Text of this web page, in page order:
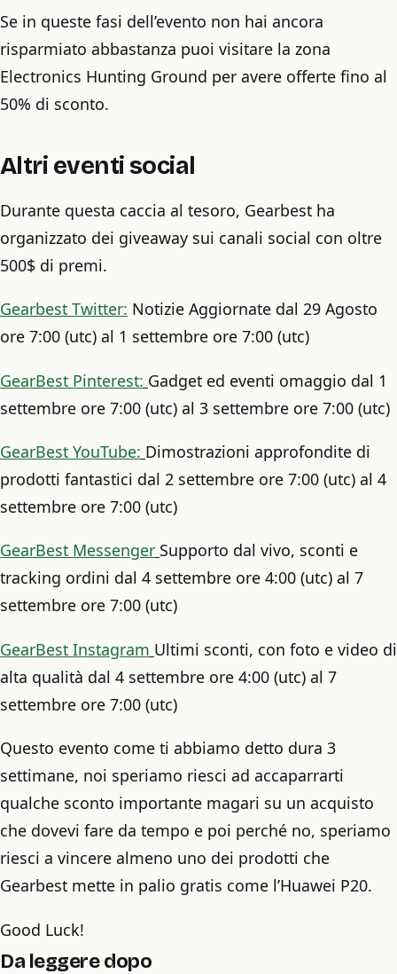
Se in queste fasi dell’evento non hai ancora
risparmiato abbastanza puoi visitare la zona
Electronics Hunting Ground per avere offerte fino al
50% di sconto.
Altri eventi social
Durante questa caccia al tesoro, Gearbest ha
organizzato dei giveaway sui canali social con oltre
500$ di premi.
Gearbest Twitter: Notizie Aggiornate dal 29 Agosto
ore 7:00 (utc) al 1 settembre ore 7:00 (utc)
GearBest Pinterest: Gadget ed eventi omaggio dal 1
settembre ore 7:00 (utc) al 3 settembre ore 7:00 (utc)
GearBest YouTube: Dimostrazioni approfondite di
prodotti fantastici dal 2 settembre ore 7:00 (utc) al 4
settembre ore 7:00 (utc)
GearBest Messenger Supporto dal vivo, sconti e
tracking ordini dal 4 settembre ore 4:00 (utc) al 7
settembre ore 7:00 (utc)
GearBest Instagram Ultimi sconti, con foto e video di
alta qualità dal 4 settembre ore 4:00 (utc) al 7
settembre ore 7:00 (utc)
Questo evento come ti abbiamo detto dura 3
settimane, noi speriamo riesci ad accaparrarti
qualche sconto importante magari su un acquisto
che dovevi fare da tempo e poi perché no, speriamo
riesci a vincere almeno uno dei prodotti che
Gearbest mette in palio gratis come l’Huawei P20.
Good Luck!
Da leggere dopo